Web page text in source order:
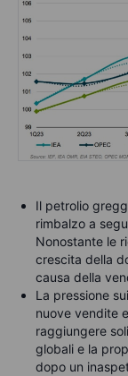
Il petrolio
rimbalzo a
Nonostante le
crescita della
causa della
La pressione
nuove vendite
raggiungere
globali e la
dopo un